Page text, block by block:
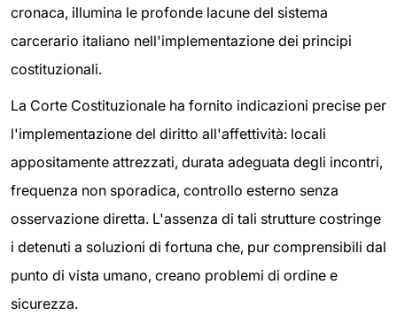
cronaca, illumina le profonde lacune del sistema
carcerario italiano nell'implementazione dei principi
costituzionali.
La Corte Costituzionale ha fornito indicazioni precise per
l'implementazione del diritto all'affettività: locali
appositamente attrezzati, durata adeguata degli incontri,
frequenza non sporadica, controllo esterno senza
osservazione diretta. L'assenza di tali strutture costringe
i detenuti a soluzioni di fortuna che, pur comprensibili dal
punto di vista umano, creano problemi di ordine e
sicurezza.